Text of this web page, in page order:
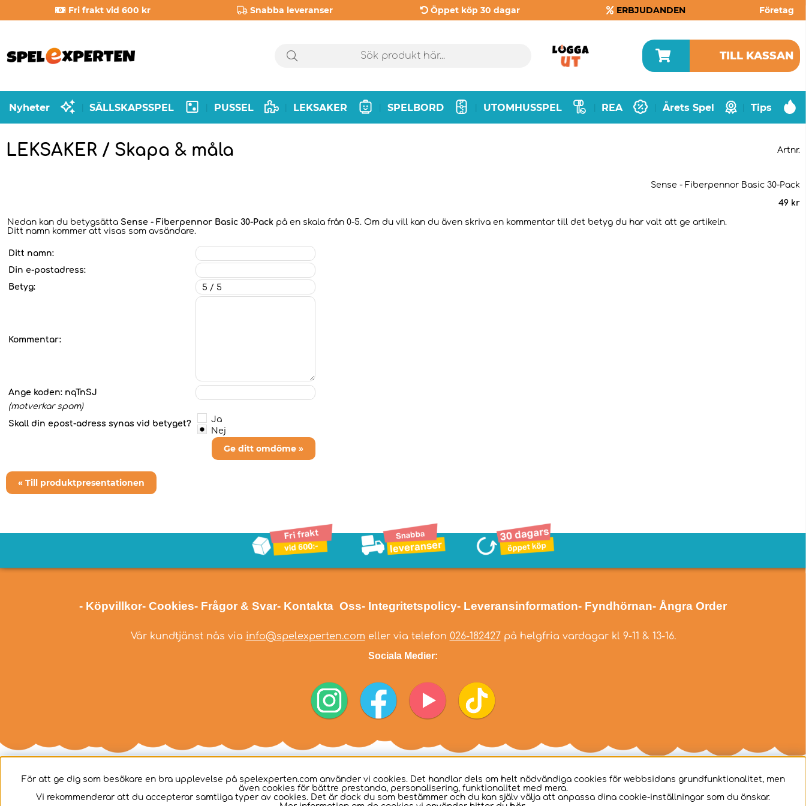
Fri frakt vid 600 kr Snabba leveranser Öppet köp 30 dagar ERBJUDANDEN Företag
TILL KASSAN
Nyheter SÄLLSKAPSSPEL PUSSEL LEKSAKER SPELBORD UTOMHUSSPEL REA Årets Spel Tips
LEKSAKER / Skapa & måla Artnr.
Sense - Fiberpennor Basic 30-Pack
49 kr
Nedan kan du betygsätta Sense - Fiberpennor Basic 30-Pack på en skala från 0-5. Om du vill kan du även skriva en kommentar till det betyg du har valt att ge artikeln.
Ditt namn kommer att visas som avsändare.
Ditt namn:
Din e-postadress:
Betyg:
Kommentar:
Ange koden: nqTnSJ
(motverkar spam)
Skall din epost-adress synas vid betyget?
Ja
Nej
Ge ditt omdöme »
« Till produktpresentationen
- Köpvillkor- Cookies- Frågor & Svar- Kontakta Oss- Integritetspolicy- Leveransinformation- Fyndhörnan- Ångra Order
Vår kundtjänst nås via info@spelexperten.com eller via telefon 026-182427på helgfria vardagar kl 9-11 & 13-16.
Sociala Medier:
För att ge dig som besökare en bra upplevelse på spelexperten.com använder vi cookies. Det handlar dels om helt nödvändiga cookies för webbsidans grundfunktionalitet, men
även cookies för bättre prestanda, personalisering, funktionalitet med mera.
Vi rekommenderar att du accepterar samtliga typer av cookies. Det är dock du som bestämmer och du kan själv välja att anpassa dina cookie-inställningar som du önskar.